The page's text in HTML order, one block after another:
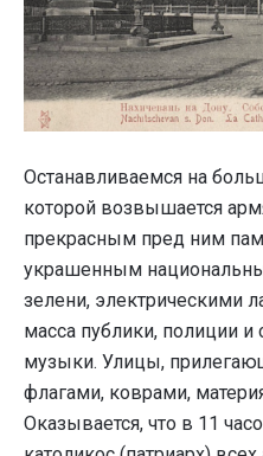
Останавливаемся на
которой возвышается
прекрасным пред ним
украшенным
зелени, электрическими
масса публики, полиции и
музыки. Улицы,
флагами, коврами,
Оказывается, что в 11